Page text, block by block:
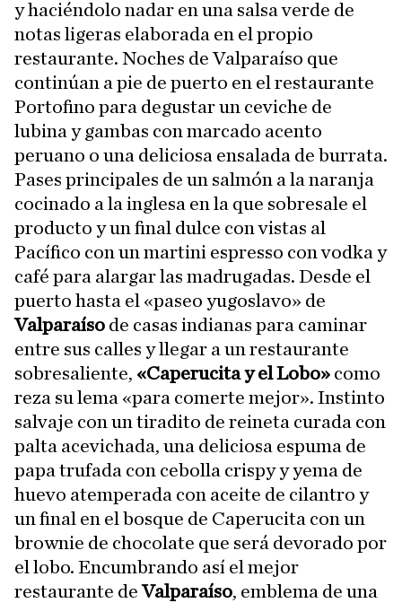
y haciéndolo nadar en una salsa verde de
notas ligeras elaborada en el propio
restaurante. Noches de Valparaíso que
continúan a pie de puerto en el restaurante
Portofino para degustar un ceviche de
lubina y gambas con marcado acento
peruano o una deliciosa ensalada de burrata.
Pases principales de un salmón a la naranja
cocinado a la inglesa en la que sobresale el
producto y un final dulce con vistas al
Pacífico con un martini espresso con vodka y
café para alargar las madrugadas. Desde el
puerto hasta el «paseo yugoslavo» de
Valparaíso de casas indianas para caminar
entre sus calles y llegar a un restaurante
sobresaliente, «Caperucita y el Lobo» como
reza su lema «para comerte mejor». Instinto
salvaje con un tiradito de reineta curada con
palta acevichada, una deliciosa espuma de
papa trufada con cebolla crispy y yema de
huevo atemperada con aceite de cilantro y
un final en el bosque de Caperucita con un
brownie de chocolate que será devorado por
el lobo. Encumbrando así el mejor
restaurante deValparaíso, emblema de una